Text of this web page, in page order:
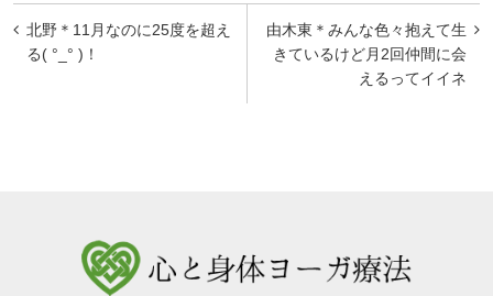
投
稿
由木東＊みんな色々抱えて生
きているけど月2回仲間に会
えるってイイネ
北野＊11月なのに25度を超え
る( °_° )！